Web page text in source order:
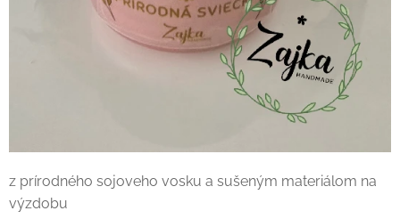
z prírodného sojoveho vosku a sušeným materiálom na
výzdobu